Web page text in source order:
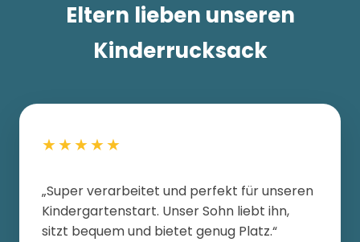
Eltern lieben unseren
Kinderrucksack
★★★★★
„Super verarbeitet und perfekt für unseren
Kindergartenstart. Unser Sohn liebt ihn,
sitzt bequem und bietet genug Platz.“